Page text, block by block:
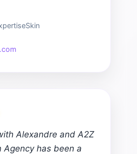
Alexandre and A2Z
Agency has been a